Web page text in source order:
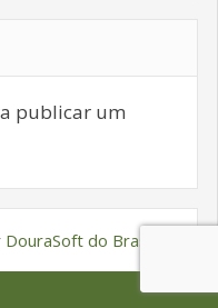
publicar um
DouraSoft do Brasil